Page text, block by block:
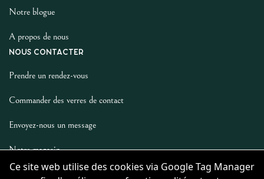
Ce site web utilise des cookies via Google Tag Manager
Notre blogue
A propos de nous
NOUS CONTACTER
Prendre un rendez-vous
Commander des verres de contact
Envoyez-nous un message
Notre magasin
LES AUTRES